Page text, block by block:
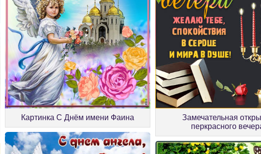
Картинка С Днём имени Фаина
Замечательная
перкрасного